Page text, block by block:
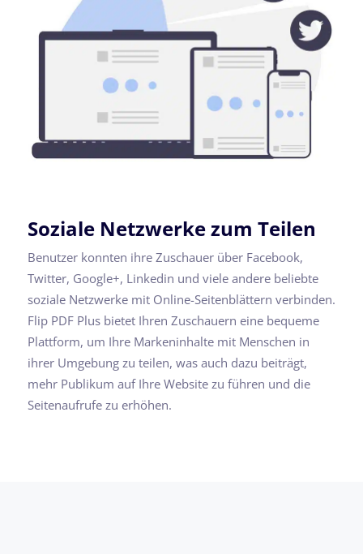
Soziale Netzwerke zum Teilen
Benutzer konnten ihre Zuschauer über Facebook,
Twitter, Google+, Linkedin und viele andere beliebte
soziale Netzwerke mit Online-Seitenblättern verbinden.
Flip PDF Plus bietet Ihren Zuschauern eine bequeme
Plattform, um Ihre Markeninhalte mit Menschen in
ihrer Umgebung zu teilen, was auch dazu beiträgt,
mehr Publikum auf Ihre Website zu führen und die
Seitenaufrufe zu erhöhen.